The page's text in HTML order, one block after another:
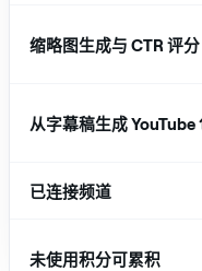
缩略图生成与 CTR 评分
从字幕稿生成 YouTube
已连接频道
未使用积分可累积